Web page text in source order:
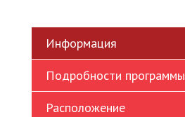
Информация
Подробности программы
Расположение